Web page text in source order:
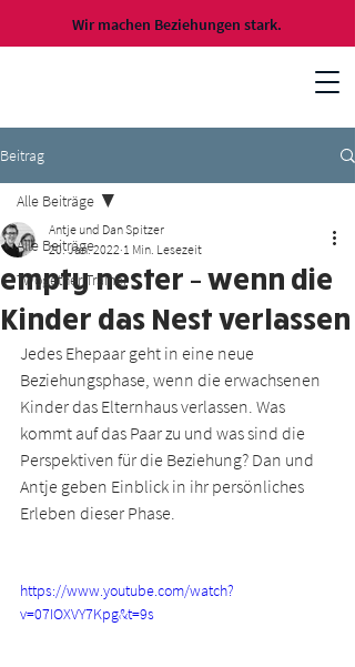
Wir machen Beziehungen stark.
Beitrag
Alle Beiträge
Twogether Trainer
Alle Beiträge
empty nester – wenn die
Kinder das Nest verlassen
Antje und Dan Spitzer
20. Jan. 2022 1 Min. Lesezeit
Jedes Ehepaar geht in eine neue
Beziehungsphase, wenn die erwachsenen
Kinder das Elternhaus verlassen. Was
kommt auf das Paar zu und was sind die
Perspektiven für die Beziehung? Dan und
Antje geben Einblick in ihr persönliches
Erleben dieser Phase.
https://www.youtube.com/watch?
v=07IOXVY7Kpg&t=9s